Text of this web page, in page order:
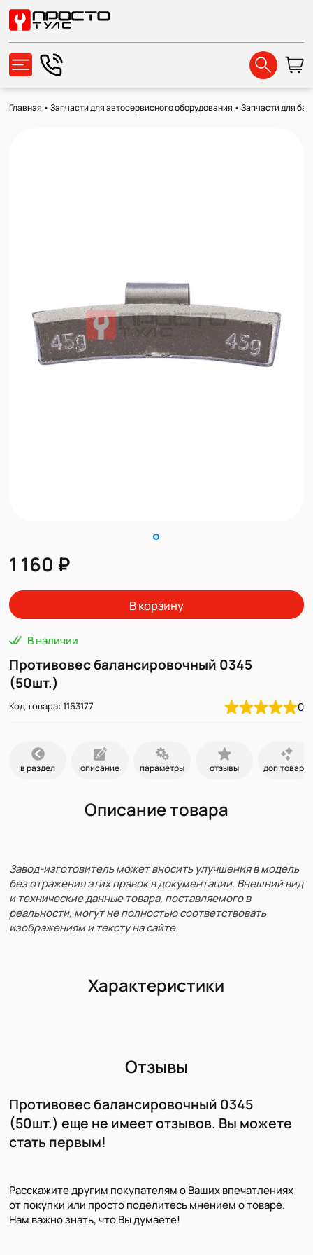
Главная •Запчасти для автосервисного оборудования •Запчасти для
1 160 ₽
В корзину
В наличии
Противовес балансировочный 0345
(50шт.)
Код товара: 1163177 0
в раздел описание параметры отзывы доп.товары
Описание товара
Завод-изготовитель может вносить улучшения в модель
без отражения этих правок в документации. Внешний вид
и технические данные товара, поставляемого в
реальности, могут не полностью соответствовать
изображениям и тексту на сайте.
Характеристики
Отзывы
Противовес балансировочный 0345
(50шт.) еще не имеет отзывов. Вы можете
стать первым!
Расскажите другим покупателям о Ваших впечатлениях
от покупки или просто поделитесь мнением о товаре.
Нам важно знать, что Вы думаете!